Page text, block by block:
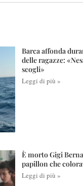
Barca affonda
delle ragazze:
scogli»
Leggi di più »
È morto Gigi
papillon che
Leggi di più »